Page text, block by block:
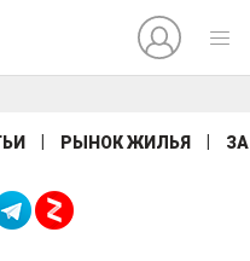
РЫНОК ЖИЛЬЯ